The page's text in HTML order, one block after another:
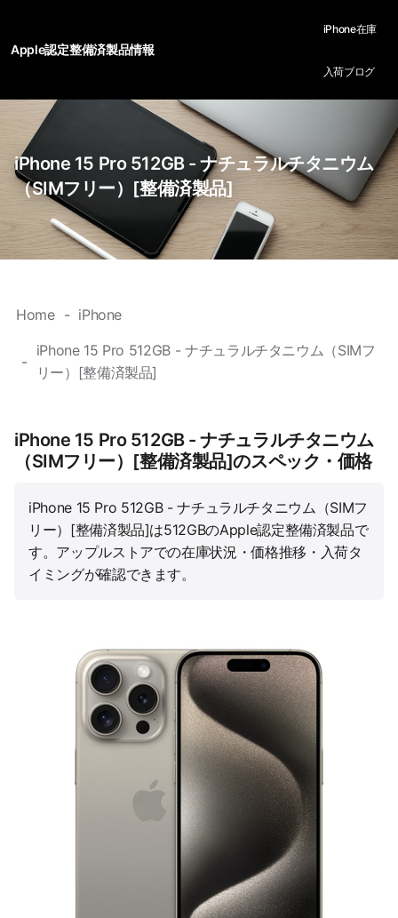
Apple認定整備済製品情報
iPhone在庫
入荷ブログ
iPhone 15 Pro 512GB - ナチュラルチタニウム
（SIMフリー）[整備済製品]
Home iPhone
iPhone 15 Pro 512GB - ナチュラルチタニウム（SIMフ
リー）[整備済製品]
iPhone 15 Pro 512GB - ナチュラルチタニウム
（SIMフリー）[整備済製品]のスペック・価格
iPhone 15 Pro 512GB - ナチュラルチタニウム（SIMフ
リー）[整備済製品]は512GBのApple認定整備済製品で
す。アップルストアでの在庫状況・価格推移・入荷タ
イミングが確認できます。